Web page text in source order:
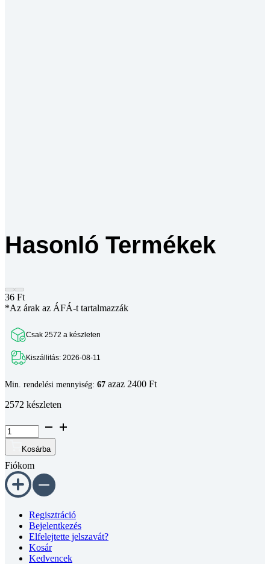
Hasonló Termékek
36 Ft
*Az árak az ÁFÁ-t tartalmazzák
Csak 2572 a készleten
Kiszállitás: 2026-08-11
Min. rendelési mennyiség: 67 azaz 2400 Ft
2572 készleten
Süllyesztett
fejű
phillips
kereszthornyos
csavar
DIN
965
4.8
horganyzott
M3x25
mennyiség
Kosárba
Fiókom
Regisztráció
Bejelentkezés
Elfelejtette jelszavát?
Kosár
Kedvencek